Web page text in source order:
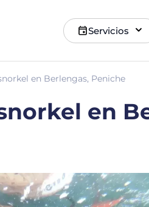
Servicios
en Berlengas, Peniche
en